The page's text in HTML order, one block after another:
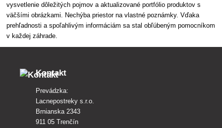
vysvetlenie dôležitých pojmov a aktualizované portfólio produktov s
väčšími obrázkami. Nechýba priestor na vlastné poznámky. Vďaka
prehľadnosti a spoľahlivým informáciám sa stal obľúbeným pomocníkom
v každej záhrade.
Kontakt
Prevádzka:
Lacnepostreky s.r.o.
Brnianska 2343
911 05 Trenčín